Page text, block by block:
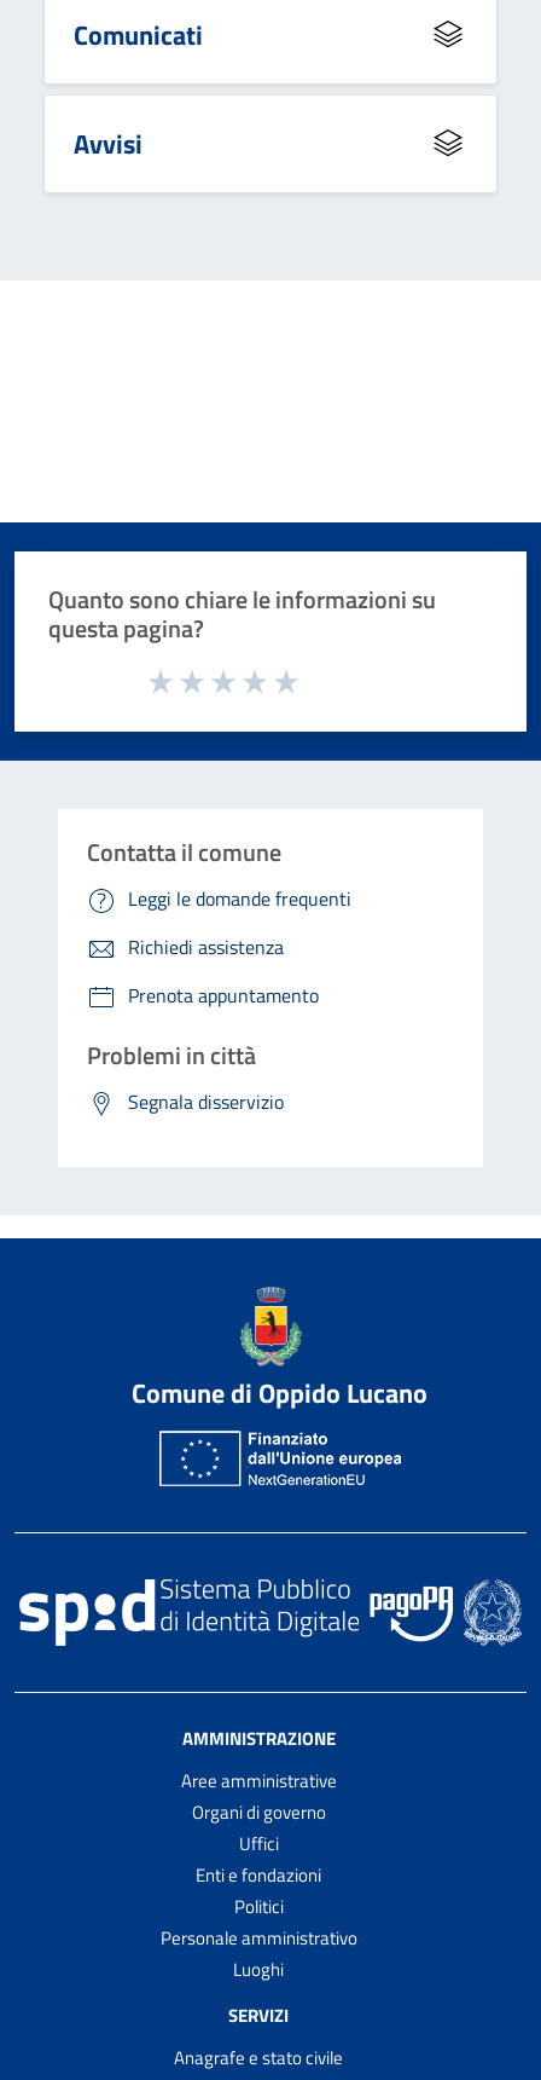
Comunicati
Avvisi
Quanto sono chiare le informazioni su
questa pagina?
Valuta da 1 a 5 stelle la pagina
Contatta il comune
Leggi le domande frequenti
Richiedi assistenza
Prenota appuntamento
Problemi in città
Segnala disservizio
Comune di Oppido Lucano
AMMINISTRAZIONE
Aree amministrative
Organi di governo
Uffici
Enti e fondazioni
Politici
Personale amministrativo
Luoghi
SERVIZI
Anagrafe e stato civile